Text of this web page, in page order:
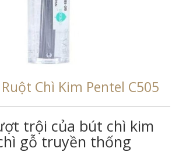
Ruột Chì Kim Pentel C505
trội của bút chì kim
gỗ truyền thống